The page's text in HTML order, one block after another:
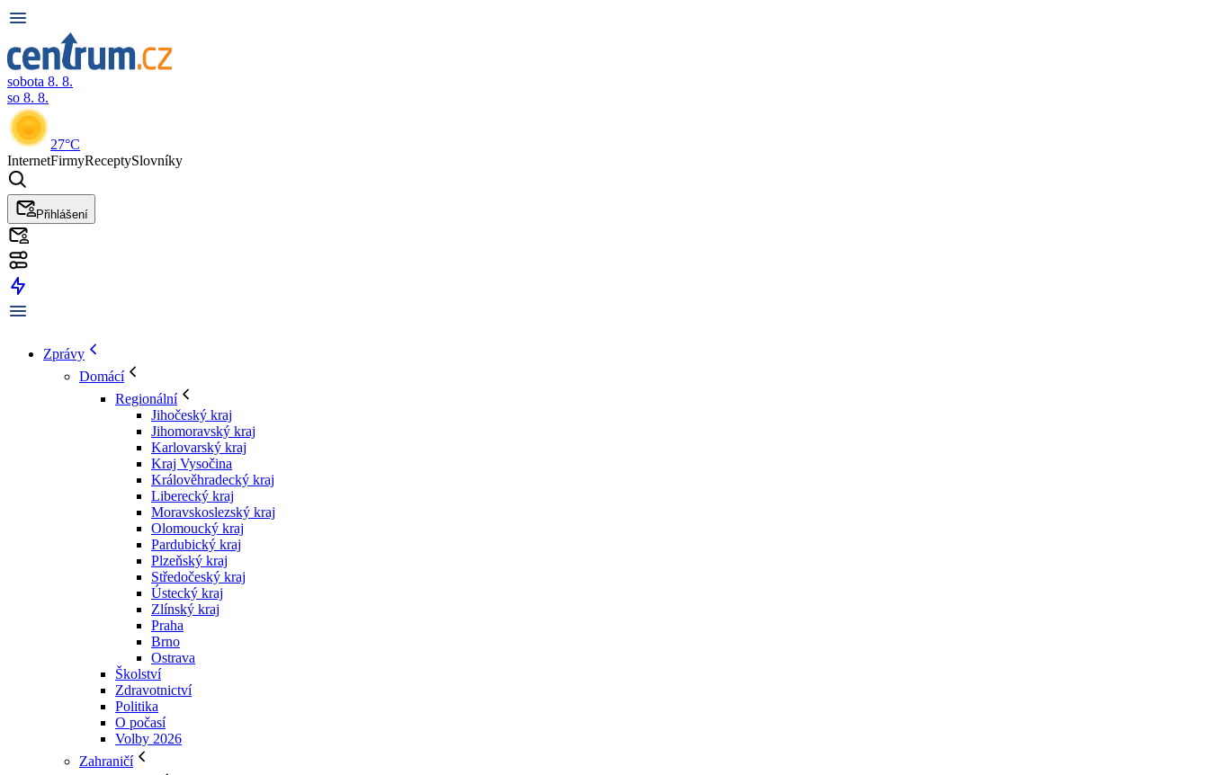
sobota 8. 8.
so 8. 8.
27°C
InternetFirmyReceptySlovníky
Přihlášení
Zprávy
Domácí
Regionální
Jihočeský kraj
Jihomoravský kraj
Karlovarský kraj
Kraj Vysočina
Králověhradecký kraj
Liberecký kraj
Moravskoslezský kraj
Olomoucký kraj
Pardubický kraj
Plzeňský kraj
Středočeský kraj
Ústecký kraj
Zlínský kraj
Praha
Brno
Ostrava
Školství
Zdravotnictví
Politika
O počasí
Volby 2026
Zahraničí